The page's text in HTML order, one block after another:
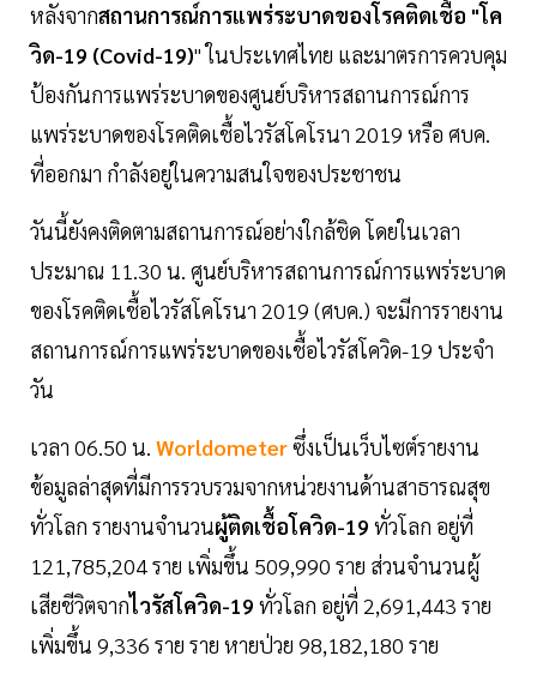
หลังจากสถานการณ์การแพร่ระบาดของโรคติดเชื้อ "โค
วิด-19 (Covid-19)" ในประเทศไทย และมาตรการควบคุม
ป้องกันการแพร่ระบาดของศูนย์บริหารสถานการณ์การ
แพร่ระบาดของโรคติดเชื้อไวรัสโคโรนา 2019 หรือ ศบค.
ที่ออกมา กำลังอยู่ในความสนใจของประชาชน
วันนี้ยังคงติดตามสถานการณ์อย่างใกล้ชิด โดยในเวลา
ประมาณ 11.30 น. ศูนย์บริหารสถานการณ์การแพร่ระบาด
ของโรคติดเชื้อไวรัสโคโรนา 2019 (ศบค.) จะมีการรายงาน
สถานการณ์การแพร่ระบาดของเชื้อไวรัสโควิด-19 ประจำ
วัน
เวลา 06.50 น. Worldometerซึ่งเป็นเว็บไซต์รายงาน
ข้อมูลล่าสุดที่มีการรวบรวมจากหน่วยงานด้านสาธารณสุข
ทั่วโลก รายงานจำนวนผู้ติดเชื้อโควิด-19 ทั่วโลก อยู่ที่
121,785,204 ราย เพิ่มขึ้น 509,990 ราย ส่วนจำนวนผู้
เสียชีวิตจากไวรัสโควิด-19 ทั่วโลก อยู่ที่ 2,691,443 ราย
เพิ่มขึ้น 9,336 ราย ราย หายป่วย 98,182,180 ราย